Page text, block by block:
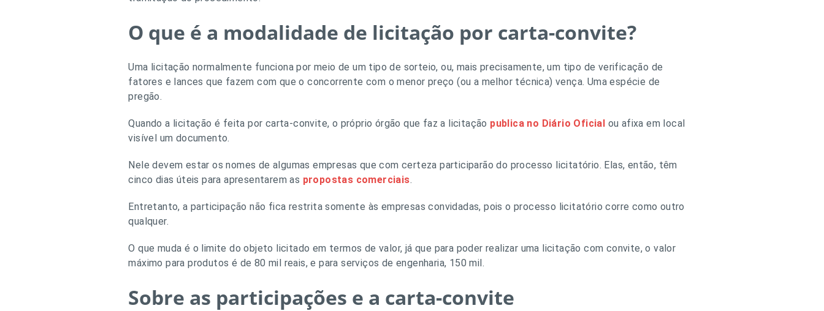
O que é a modalidade de licitação por carta-convite?
Uma licitação normalmente funciona por meio de um tipo de sorteio, ou, mais precisamente, um tipo de verificação de
fatores e lances que fazem com que o concorrente com o menor preço (ou a melhor técnica) vença. Uma espécie de
pregão.
Quando a licitação é feita por carta-convite, o próprio órgão que faz a licitação publica no Diário Oficial ou afixa em local
visível um documento.
Nele devem estar os nomes de algumas empresas que com certeza participarão do processo licitatório. Elas, então, têm
cinco dias úteis para apresentarem as propostas comerciais.
Entretanto, a participação não fica restrita somente às empresas convidadas, pois o processo licitatório corre como outro
qualquer.
O que muda é o limite do objeto licitado em termos de valor, já que para poder realizar uma licitação com convite, o valor
máximo para produtos é de 80 mil reais, e para serviços de engenharia, 150 mil.
Sobre as participações e a carta-convite